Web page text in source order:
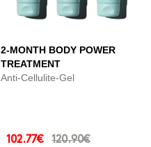
2-MONTH BODY POWER
TREATMENT
Anti-Cellulite-Gel
102.77€ 120.90€